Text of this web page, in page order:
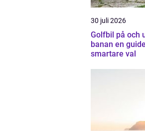
30 juli 2026
Golfbil på och
banan en guide för
smartare val